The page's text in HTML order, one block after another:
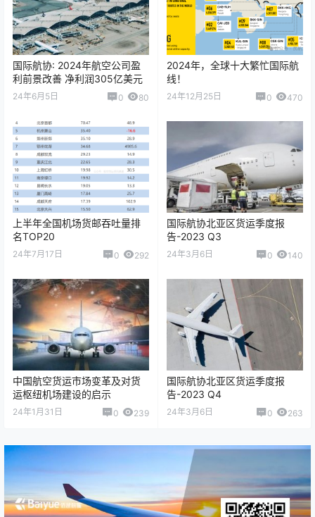
国际航协: 2024年航空公司盈
利前景改善 净利润305亿美元
24年6月5日 0 80
2024年，全球十大繁忙国际航
线！
24年12月25日 0 470
上半年全国机场货邮吞吐量排
名TOP20
24年7月17日 0 292
国际航协北亚区货运季度报
告-2023 Q3
24年3月6日 0 140
中国航空货运市场变革及对货
运枢纽机场建设的启示
24年1月31日 0 239
国际航协北亚区货运季度报
告-2023 Q4
24年3月6日 0 263